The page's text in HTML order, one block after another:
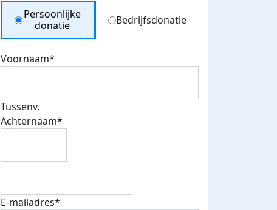
Donation Type
Persoonlijke
donatie
Bedrijfsdonatie
Voornaam*
Tussenv.
Achternaam*
E-mailadres*